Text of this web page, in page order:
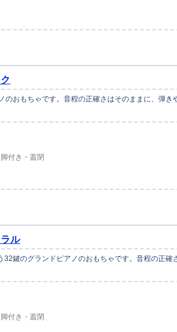
のおもちゃです。音程の正確さはそのままに、弾き
付き・蓋閉
ル
32鍵のグランドピアノのおもちゃです。音程の正確
付き・蓋閉